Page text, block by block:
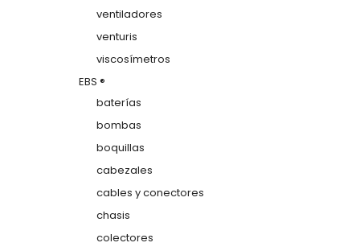
ventiladores
venturis
viscosímetros
EBS ®
baterías
bombas
boquillas
cabezales
cables y conectores
chasis
colectores